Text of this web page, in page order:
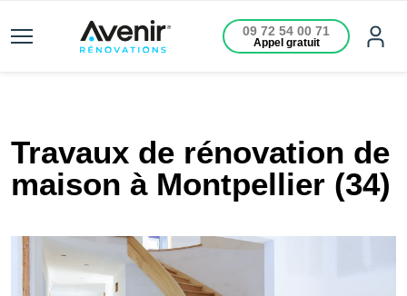
09 72 54 00 71
Appel gratuit
Travaux de rénovation de
maison à Montpellier (34)